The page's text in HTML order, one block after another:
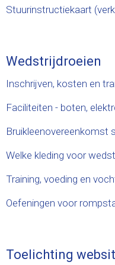
Stuurinstructiekaart
Wedstrijdroeien
Inschrijven, kosten en
Faciliteiten - boten,
Bruikleenovereenkomst
Welke kleding voor
Training, voeding en
Oefeningen voor
Toelichting